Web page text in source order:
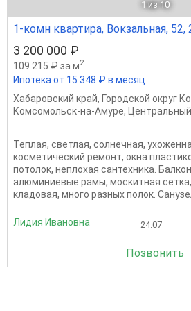
1 из 10
1-комн квартира, Вокзальная, 52,
3 200 000 ₽
109 215 ₽ за м2
Ипотека от 15 348 ₽ в месяц
Хабаровский край, Городской округ
Комсомольск-на-Амуре,
Теплая, светлая, солнечная,
косметический ремонт, окна
потолок, неплохая сантехника.
алюминиевые рамы, москитная сетка,
кладовая, много разных полок.
Лидия Ивановна 24.07
Позвонить